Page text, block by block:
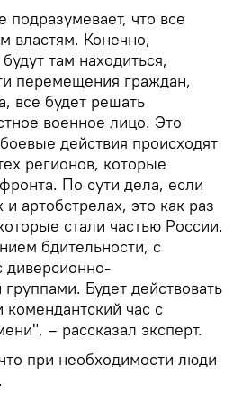
что все
властям. Конечно,
там находиться,
перемещения граждан,
все будет решать
военное лицо. Это
действия происходят
регионов, которые
По сути дела, если
артобстрелах, это как раз
стали частью России.
бдительности, с
диверсионно-
Будет действовать
час с
– рассказал эксперт.
при необходимости люди